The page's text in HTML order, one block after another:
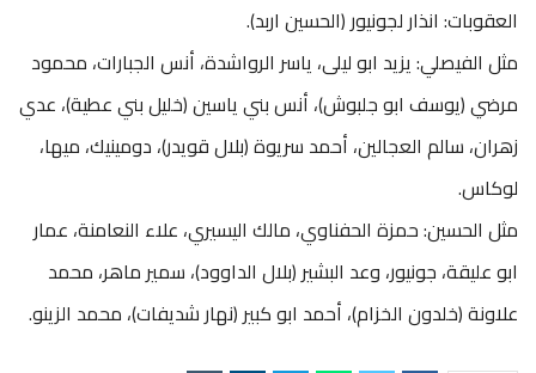
العقوبات: انذار لجونيور (الحسين اربد).
مثل الفيصلي: يزيد ابو ليلى، ياسر الرواشدة، أنس الجبارات، محمود
مرضي (يوسف ابو جلبوش)، أنس بني ياسين (خليل بني عطية)، عدي
زهران، سالم العجالين، أحمد سريوة (بلال قويدر)، دومينيك، ميها،
لوكاس.
مثل الحسين: حمزة الحفناوي، مالك اليسيري، علاء النعامنة، عمار
ابو عليقة، جونيور، وعد البشير (بلال الداوود)، سمير ماهر، محمد
علاونة (خلدون الخزام)، أحمد ابو كبير (نهار شديفات)، محمد الزينو.